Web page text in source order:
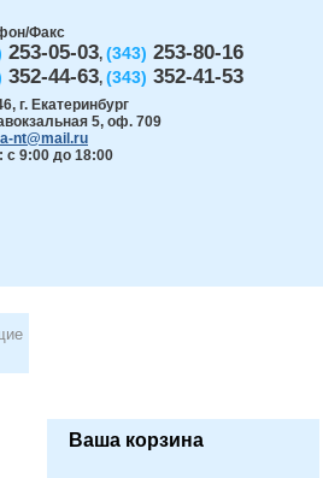
Факс
253-05-03, (343) 253-80-16
352-44-63, (343) 352-41-53
, г. Екатеринбург
5, оф. 709
nt@mail.ru
с 9:00 до 18:00
Ваша корзина